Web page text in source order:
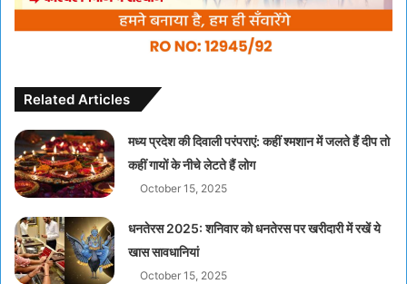
Related Articles
मध्य प्रदेश की दिवाली परंपराएं: कहीं श्मशान में जलते हैं दीप तो
कहीं गायों के नीचे लेटते हैं लोग
October 15, 2025
धनतेरस 2025: शनिवार को धनतेरस पर खरीदारी में रखें ये
खास सावधानियां
October 15, 2025